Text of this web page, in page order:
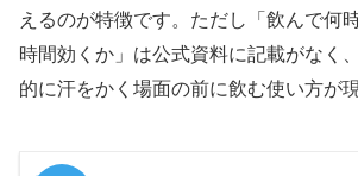
えるのが特徴です。ただし「飲んで何
時間効くか」は公式資料に記載がなく
的に汗をかく場面の前に飲む使い方が